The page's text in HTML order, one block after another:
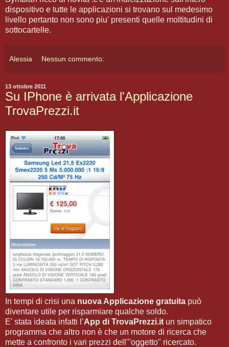
dispositivo e tutte le applicazioni si trovano sul medesimo
livello pertanto non sono piu' presenti quelle moltitudini di
sottocartelle.
Alessia Nessun commento:
13 ottobre 2011
Su IPhone è arrivata l'Applicazione
TrovaPrezzi.it
In tempi di crisi una nuova Applicazione gratuita può
diventare utile per risparmiare qualche soldo.
E' stata ideata infatti l’App di TrovaPrezzi.it un simpatico
programma che altro non è che un motore di ricerca che
mette a confronto i vari prezzi dell'"oggetto" ricercato.